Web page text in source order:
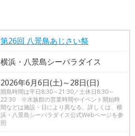
第26回 八景島あじさい祭
横浜・八景島シーパラダイス
2026年6月6日(土)～28日(日)
開島時間は平日8:30～21:30／土休日8:30～
22:30 ※水族館の営業時間やイベント開始時
間などは施設・日により異なる。詳しくは、横
浜・八景島シーパラダイス公式Webページを参
照